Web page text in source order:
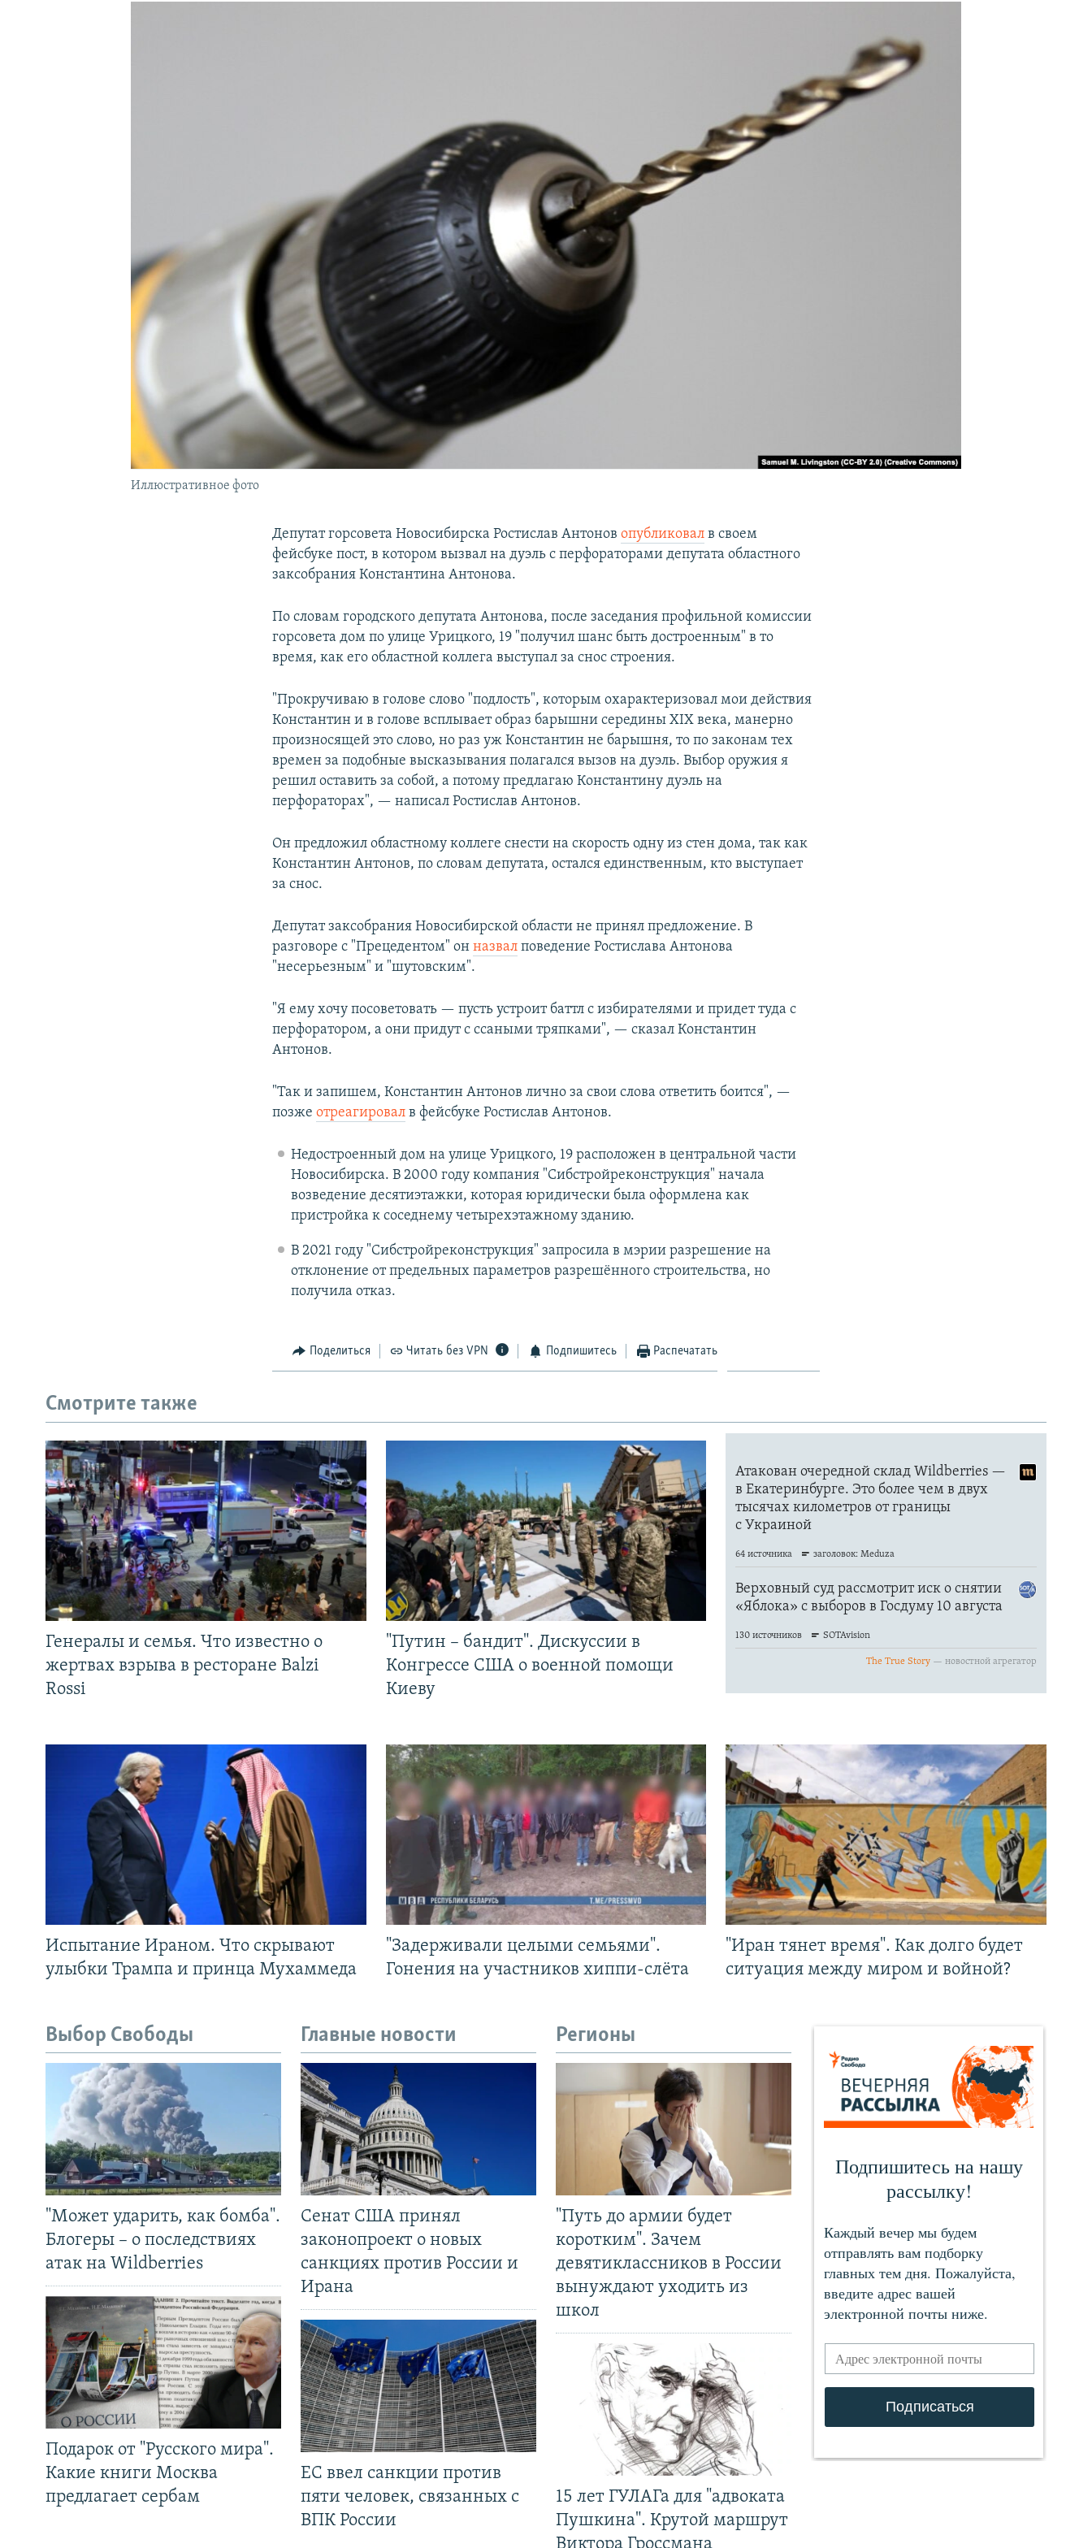
Иллюстративное фото
Депутат горсовета Новосибирска Ростислав Антоновопубликовал в своем
фейсбуке пост, в котором вызвал на дуэль с перфораторами депутата областного
заксобрания Константина Антонова.
По словам городского депутата Антонова, после заседания профильной комиссии
горсовета дом по улице Урицкого, 19 "получил шанс быть достроенным" в то
время, как его областной коллега выступал за снос строения.
"Прокручиваю в голове слово "подлость", которым охарактеризовал мои действия
Константин и в голове всплывает образ барышни середины XIX века, манерно
произносящей это слово, но раз уж Константин не барышня, то по законам тех
времен за подобные высказывания полагался вызов на дуэль. Выбор оружия я
решил оставить за собой, а потому предлагаю Константину дуэль на
перфораторах", — написал Ростислав Антонов.
Он предложил областному коллеге снести на скорость одну из стен дома, так как
Константин Антонов, по словам депутата, остался единственным, кто выступает
за снос.
Депутат заксобрания Новосибирской области не принял предложение. В
разговоре с "Прецедентом" онназвал поведение Ростислава Антонова
"несерьезным" и "шутовским".
"Я ему хочу посоветовать — пусть устроит баттл с избирателями и придет туда с
перфоратором, а они придут с ссаными тряпками", — сказал Константин
Антонов.
"Так и запишем, Константин Антонов лично за свои слова ответить боится", —
позжеотреагировал в фейсбуке Ростислав Антонов.
Недостроенный дом на улице Урицкого, 19 расположен в центральной части
Новосибирска. В 2000 году компания "Сибстройреконструкция" начала
возведение десятиэтажки, которая юридически была оформлена как
пристройка к соседнему четырехэтажному зданию.
В 2021 году "Сибстройреконструкция" запросила в мэрии разрешение на
отклонение от предельных параметров разрешённого строительства, но
получила отказ.
Поделиться Читать без VPN Подпишитесь Распечатать
Смотрите также
Генералы и семья. Что известно о
жертвах взрыва в ресторане Balzi
Rossi
"Путин – бандит". Дискуссии в
Конгрессе США о военной помощи
Киеву
Испытание Ираном. Что скрывают
улыбки Трампа и принца Мухаммеда
"Задерживали целыми семьями".
Гонения на участников хиппи-слёта
"Иран тянет время". Как долго будет
ситуация между миром и войной?
Выбор Свободы
"Может ударить, как бомба".
Блогеры – о последствиях
атак на Wildberries
Подарок от "Русского мира".
Какие книги Москва
предлагает сербам
Главные новости
Сенат США принял
законопроект о новых
санкциях против России и
Ирана
ЕС ввел санкции против
пяти человек, связанных с
ВПК России
Регионы
"Путь до армии будет
коротким". Зачем
девятиклассников в России
вынуждают уходить из
школ
15 лет ГУЛАГа для "адвоката
Пушкина". Крутой маршрут